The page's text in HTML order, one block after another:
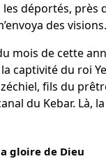
déportés, près
des visions.
mois de cette
captivité du roi
fils du
du Kebar. Là,
gloire de Dieu